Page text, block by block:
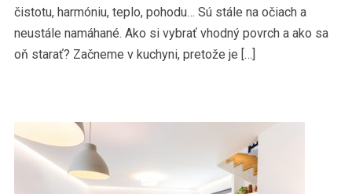
čistotu, harmóniu, teplo, pohodu… Sú stále na očiach a
neustále namáhané. Ako si vybrať vhodný povrch a ako sa
oň starať? Začneme v kuchyni, pretože je […]